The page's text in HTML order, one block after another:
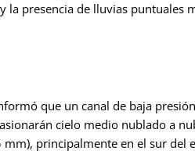
presencia de lluvias puntuales
que un canal de baja
cielo medio nublado a
principalmente en el sur del